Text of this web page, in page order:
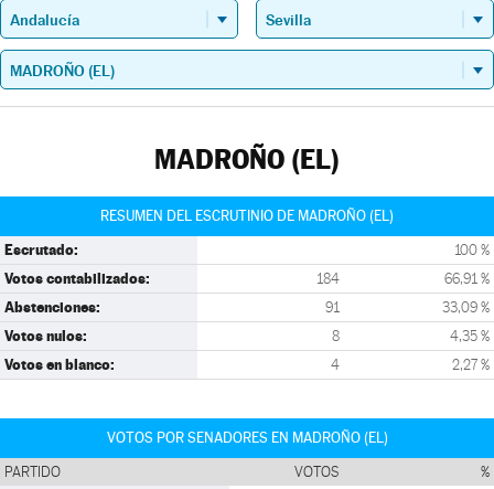
MADROÑO (EL)
RESUMEN DEL ESCRUTINIO DE MADROÑO (EL)
Escrutado: 100 %
Votos contabilizados: 184 66,91 %
Abstenciones: 91 33,09 %
Votos nulos: 8 4,35 %
Votos en blanco: 4 2,27 %
VOTOS POR SENADORES EN MADROÑO (EL)
PARTIDO VOTOS %